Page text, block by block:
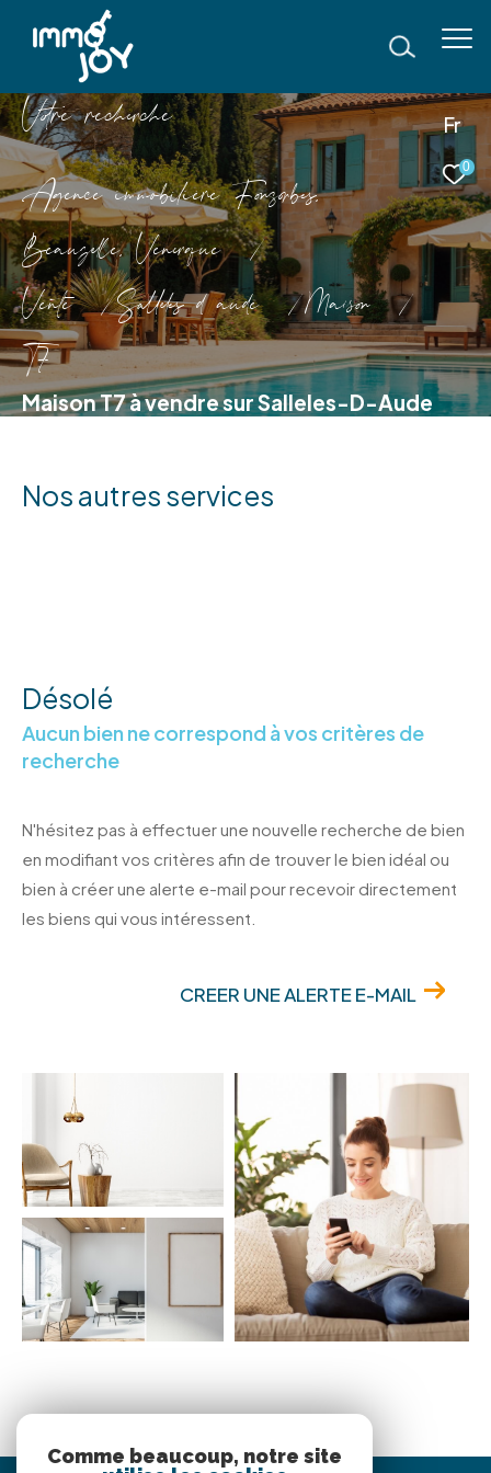
Fr
0
Vore recece
Agence immobilière Fonsorbes,
Beauzelle, Venerque
Vente
Salleles d aude
Maison
T7
Maison T7 à vendre sur Salleles-D-Aude
Nos autres services
Désolé
Aucun bien ne correspond à vos critères de
recherche
N'hésitez pas à effectuer une nouvelle recherche de bien
en modifiant vos critères afin de trouver le bien idéal ou
bien à créer une alerte e-mail pour recevoir directement
les biens qui vous intéressent.
CREER UNE ALERTE E-MAIL
Comme beaucoup, notre site